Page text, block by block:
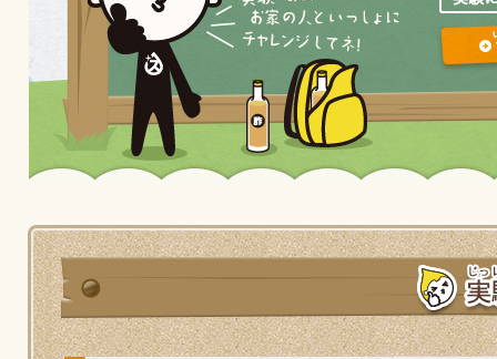
中華 クイック調味料
ふりかけ おすしの素
くらしプラ酢
カンタン酢
お酢ドリンク
味ぽん
ぽん酢
つゆ
鍋なび
納豆のサイト
国内事業概要
ミツカングループについて
企業理念
ミツカンを知る
環境への取り組み
採用情報
ニュースリリース
お客様相談センター